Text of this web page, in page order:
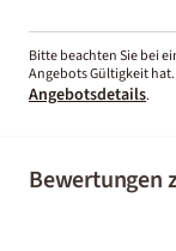
Bitte beachten Sie bei
Angebots Gültigkeit
Angebotsdetails.
Bewertungen